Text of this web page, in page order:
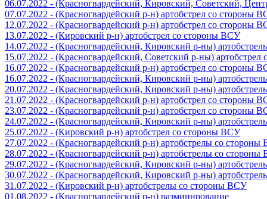
06.07.2022 - (Красногвардейский, Кировский, Советский,
07.07.2022 - (Красногвардейский р-н) артобстрел со стороны
12.07.2022 - (Красногвардейский р-н) артобстрел со стороны
13.07.2022 - (Кировский р-н) артобстрел со стороны ВСУ
14.07.2022 - (Красногвардейский, Кировский р-ны)
15.07.2022 - (Красногвардейский, Советский р-ны)
16.07.2022 - (Красногвардейский р-н) артобстрел со стороны
16.07.2022 - (Красногвардейский, Кировский р-ны)
20.07.2022 - (Красногвардейский, Кировский р-ны)
21.07.2022 - (Красногвардейский р-н) артобстрел со стороны
23.07.2022 - (Красногвардейский р-н) артобстрел со стороны
24.07.2022 - (Красногвардейский, Кировский р-ны)
25.07.2022 - (Кировский р-н) артобстрел со стороны ВСУ
27.07.2022 - (Красногвардейский р-н) артобстрелы со
28.07.2022 - (Красногвардейский р-н) артобстрелы со
29.07.2022 - (Красногвардейский, Кировский р-ны)
30.07.2022 - (Красногвардейский, Кировский р-ны)
31.07.2022 - (Кировский р-н) артобстрелы со стороны ВСУ
01.08.2022 - (Красногвардейский р-н) разминирование